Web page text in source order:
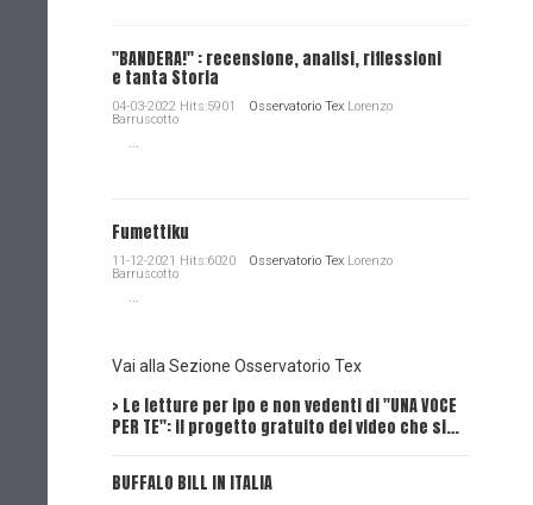
"BANDERA!" : recensione, analisi, riflessioni
e tanta Storia
04-03-2022 Hits:5901 Osservatorio Tex Lorenzo
Barruscotto
Fumettiku
11-12-2021 Hits:6020 Osservatorio Tex Lorenzo
Barruscotto
Vai alla Sezione Osservatorio Tex
> Le letture per ipo e non vedenti di "UNA VOCE
PER TE": il progetto gratuito dei video che si…
BUFFALO BILL IN ITALIA